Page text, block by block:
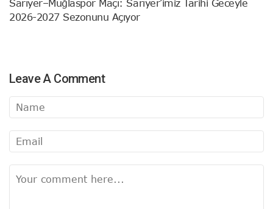
Sarıyer–Muğlaspor Maçı: Sarıyer’imiz Tarihi Geceyle
2026-2027 Sezonunu Açıyor
Leave A Comment